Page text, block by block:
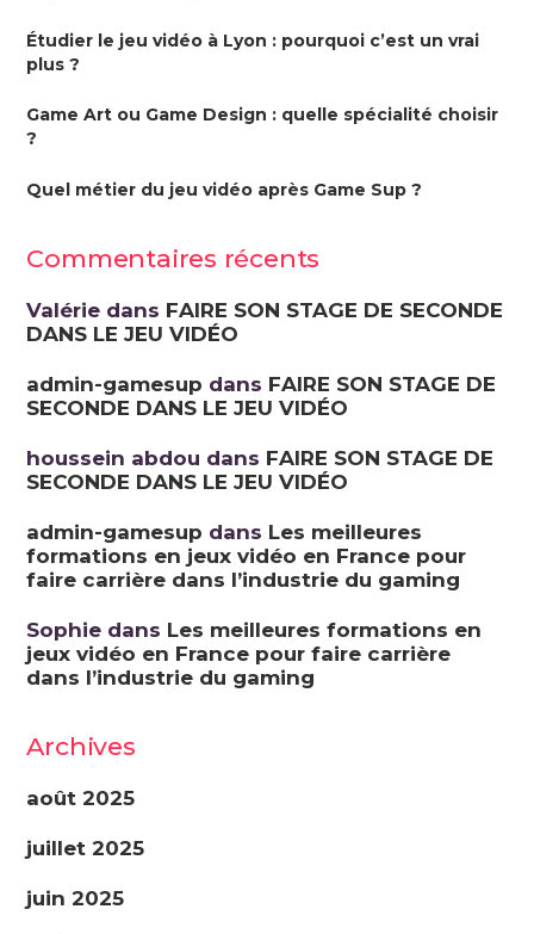
Étudier le jeu vidéo à Lyon : pourquoi c’est un vrai
plus ?
Game Art ou Game Design : quelle spécialité choisir
?
Quel métier du jeu vidéo après Game Sup ?
Commentaires récents
Valérie dans FAIRE SON STAGE DE SECONDE
DANS LE JEU VIDÉO
admin-gamesup dans FAIRE SON STAGE DE
SECONDE DANS LE JEU VIDÉO
houssein abdou dans FAIRE SON STAGE DE
SECONDE DANS LE JEU VIDÉO
admin-gamesup dans Les meilleures
formations en jeux vidéo en France pour
faire carrière dans l’industrie du gaming
Sophie dans Les meilleures formations en
jeux vidéo en France pour faire carrière
dans l’industrie du gaming
Archives
août 2025
juillet 2025
juin 2025